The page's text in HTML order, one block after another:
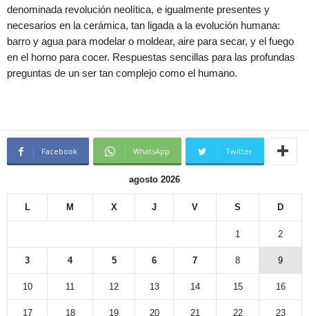
denominada revolución neolítica, e igualmente presentes y
necesarios en la cerámica, tan ligada a la evolución humana:
barro y agua para modelar o moldear, aire para secar, y el fuego
en el horno para cocer. Respuestas sencillas para las profundas
preguntas de un ser tan complejo como el humano.
Facebook WhatsApp Twitter
agosto 2026
L M X J V S D
1 2
3 4 5 6 7 8 9
10 11 12 13 14 15 16
17 18 19 20 21 22 23